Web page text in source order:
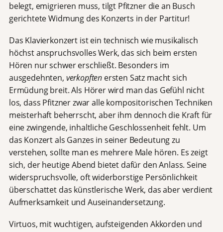
belegt, emigrieren muss, tilgt Pfitzner die an Busch
gerichtete Widmung des Konzerts in der Partitur!
Das Klavierkonzert ist ein technisch wie musikalisch
höchst anspruchsvolles Werk, das sich beim ersten
Hören nur schwer erschließt. Besonders im
ausgedehnten, verkopften ersten Satz macht sich
Ermüdung breit. Als Hörer wird man das Gefühl nicht
los, dass Pfitzner zwar alle kompositorischen Techniken
meisterhaft beherrscht, aber ihm dennoch die Kraft für
eine zwingende, inhaltliche Geschlossenheit fehlt. Um
das Konzert als Ganzes in seiner Bedeutung zu
verstehen, sollte man es mehrere Male hören. Es zeigt
sich, der heutige Abend bietet dafür den Anlass. Seine
widerspruchsvolle, oft widerborstige Persönlichkeit
überschattet das künstlerische Werk, das aber verdient
Aufmerksamkeit und Auseinandersetzung.
Virtuos, mit wuchtigen, aufsteigenden Akkorden und